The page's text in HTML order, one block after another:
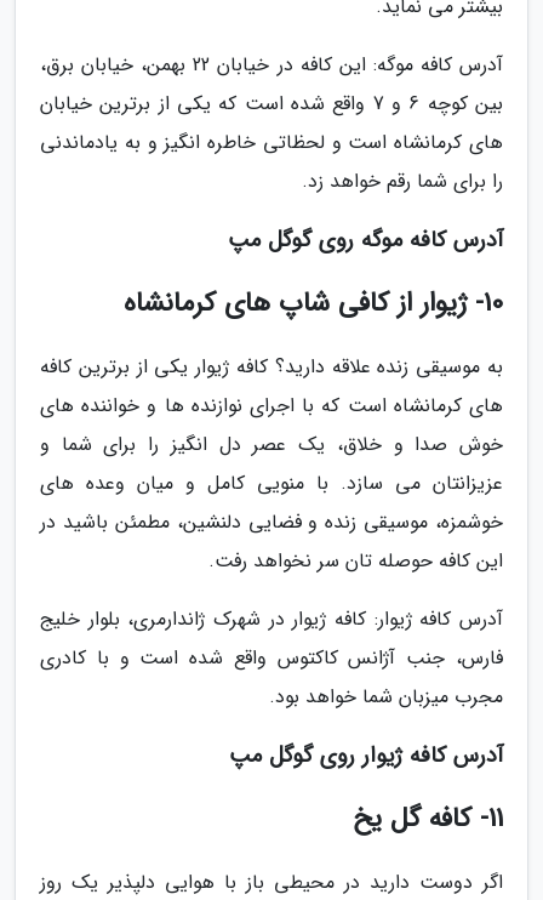
بیشتر می نماید.
آدرس کافه موگه: این کافه در خیابان 22 بهمن، خیابان برق،
بین کوچه 6 و 7 واقع شده است که یکی از برترین خیابان
های کرمانشاه است و لحظاتی خاطره انگیز و به یادماندنی
را برای شما رقم خواهد زد.
آدرس کافه موگه روی گوگل مپ
10- ژیوار از کافی شاپ های کرمانشاه
به موسیقی زنده علاقه دارید؟ کافه ژیوار یکی از برترین کافه
های کرمانشاه است که با اجرای نوازنده ها و خواننده های
خوش صدا و خلاق، یک عصر دل انگیز را برای شما و
عزیزانتان می سازد. با منویی کامل و میان وعده های
خوشمزه، موسیقی زنده و فضایی دلنشین، مطمئن باشید در
این کافه حوصله تان سر نخواهد رفت.
آدرس کافه ژیوار: کافه ژیوار در شهرک ژاندارمری، بلوار خلیج
فارس، جنب آژانس کاکتوس واقع شده است و با کادری
مجرب میزبان شما خواهد بود.
آدرس کافه ژیوار روی گوگل مپ
11- کافه گل یخ
اگر دوست دارید در محیطی باز با هوایی دلپذیر یک روز